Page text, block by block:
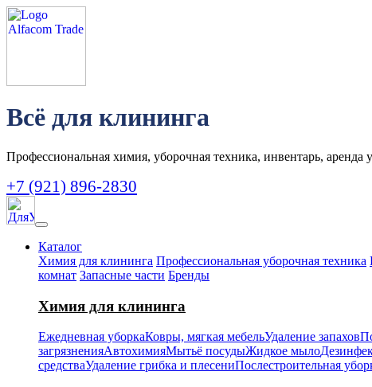
Всё для клининга
Профессиональная химия, уборочная техника, инвентарь, аренда
+7 (921) 896-2830
Каталог
Химия для клининга Профессиональная уборочная техника
комнат Запасные части Бренды
Химия для клининга
Ежедневная уборкаКовры, мягкая мебельУдаление запахов
загрязненияАвтохимияМытьё посудыЖидкое мыло
средстваУдаление грибка и плесениПослестроительная